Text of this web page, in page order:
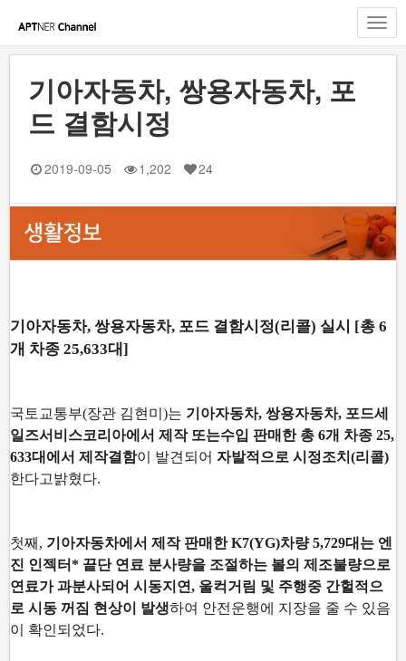
기아자동차, 쌍용자동차, 포
드 결함시정
2019-09-05 1,202 24
기아자동차, 쌍용자동차, 포드 결함시정(리콜) 실시 [총 6
개 차종 25,633대]
국토교통부(장관 김현미)는 기아자동차, 쌍용자동차, 포드세
일즈서비스코리아에서 제작 또는수입 판매한 총 6개 차종 25,
633대에서 제작결함이 발견되어 자발적으로 시정조치(리콜)
한다고밝혔다.
첫째, 기아자동차에서 제작 판매한 K7(YG)차량 5,729대는 엔
진 인젝터* 끝단 연료 분사량을 조절하는 볼의 제조불량으로
연료가 과분사되어 시동지연, 울컥거림 및 주행중 간헐적으
로 시동 꺼짐 현상이 발생하여 안전운행에 지장을 줄 수 있음
이 확인되었다.